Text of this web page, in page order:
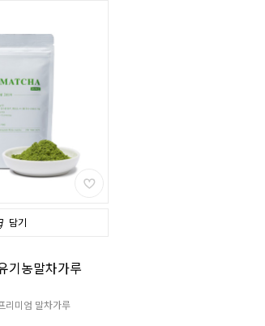
담기
기농말차가루
리미엄 말차가루